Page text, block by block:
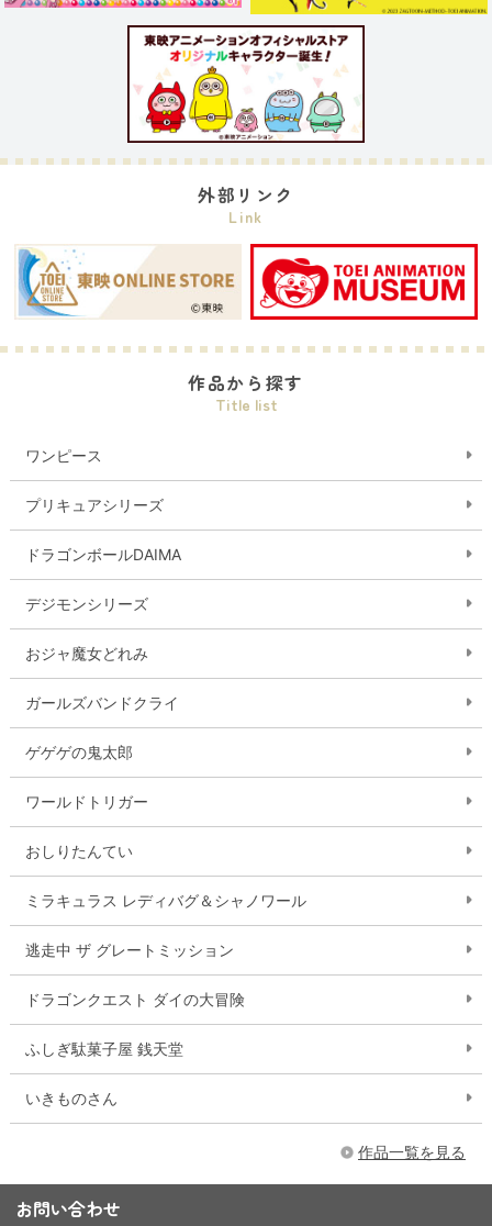
外部リンク
Link
作品から探す
Title list
ワンピース
プリキュアシリーズ
ドラゴンボールDAIMA
デジモンシリーズ
おジャ魔女どれみ
ガールズバンドクライ
ゲゲゲの鬼太郎
ワールドトリガー
おしりたんてい
ミラキュラス レディバグ＆シャノワール
逃走中 ザ グレートミッション
ドラゴンクエスト ダイの大冒険
ふしぎ駄菓子屋 銭天堂
いきものさん
作品一覧を見る
お問い合わせ